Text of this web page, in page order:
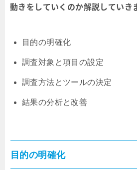
動きをしていくのか解説していき
目的の明確化
調査対象と項目の設定
調査方法とツールの決定
結果の分析と改善
目的の明確化